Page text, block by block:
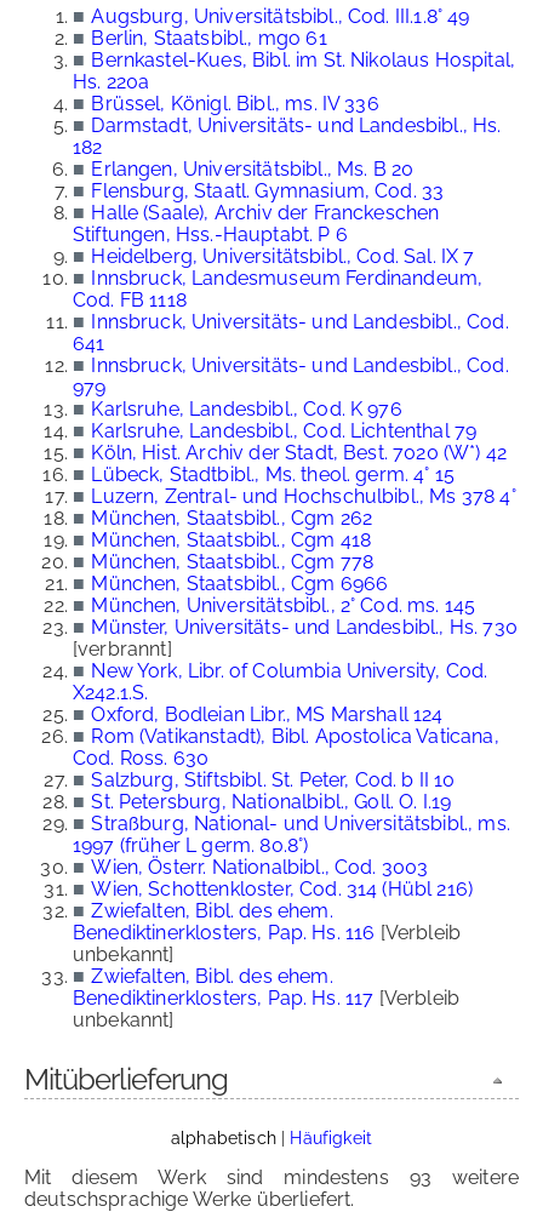
■ Augsburg, Universitätsbibl., Cod. III.1.8° 49
■ Berlin, Staatsbibl., mgo 61
■ Bernkastel-Kues, Bibl. im St. Nikolaus Hospital,
Hs. 220a
■ Brüssel, Königl. Bibl., ms. IV 336
■ Darmstadt, Universitäts- und Landesbibl., Hs.
182
■ Erlangen, Universitätsbibl., Ms. B 20
■ Flensburg, Staatl. Gymnasium, Cod. 33
■ Halle (Saale), Archiv der Franckeschen
Stiftungen, Hss.-Hauptabt. P 6
■ Heidelberg, Universitätsbibl., Cod. Sal. IX 7
■ Innsbruck, Landesmuseum Ferdinandeum,
Cod. FB 1118
■ Innsbruck, Universitäts- und Landesbibl., Cod.
641
■ Innsbruck, Universitäts- und Landesbibl., Cod.
979
■ Karlsruhe, Landesbibl., Cod. K 976
■ Karlsruhe, Landesbibl., Cod. Lichtenthal 79
■ Köln, Hist. Archiv der Stadt, Best. 7020 (W*) 42
■ Lübeck, Stadtbibl., Ms. theol. germ. 4° 15
■ Luzern, Zentral- und Hochschulbibl., Ms 378 4°
■ München, Staatsbibl., Cgm 262
■ München, Staatsbibl., Cgm 418
■ München, Staatsbibl., Cgm 778
■ München, Staatsbibl., Cgm 6966
■ München, Universitätsbibl., 2° Cod. ms. 145
■ Münster, Universitäts- und Landesbibl., Hs. 730
[verbrannt]
■ New York, Libr. of Columbia University, Cod.
X242.1.S.
■ Oxford, Bodleian Libr., MS Marshall 124
■ Rom (Vatikanstadt), Bibl. Apostolica Vaticana,
Cod. Ross. 630
■ Salzburg, Stiftsbibl. St. Peter, Cod. b II 10
■ St. Petersburg, Nationalbibl., Goll. O. I.19
■ Straßburg, National- und Universitätsbibl., ms.
1997 (früher L germ. 80.8°)
■ Wien, Österr. Nationalbibl., Cod. 3003
■ Wien, Schottenkloster, Cod. 314 (Hübl 216)
■ Zwiefalten, Bibl. des ehem.
Benediktinerklosters, Pap. Hs. 116 [Verbleib
unbekannt]
■ Zwiefalten, Bibl. des ehem.
Benediktinerklosters, Pap. Hs. 117 [Verbleib
unbekannt]
Mitüberlieferung
alphabetisch| Häufigkeit
Mit diesem Werk sind mindestens 93 weitere
deutschsprachige Werke überliefert.